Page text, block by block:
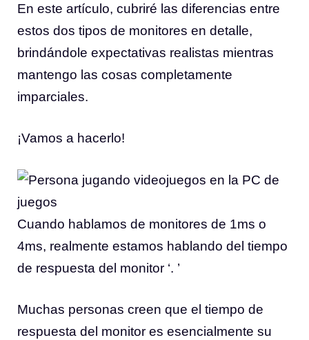
En este artículo, cubriré las diferencias entre
estos dos tipos de monitores en detalle,
brindándole expectativas realistas mientras
mantengo las cosas completamente
imparciales.
¡Vamos a hacerlo!
Cuando hablamos de monitores de 1ms o
4ms, realmente estamos hablando del tiempo
de respuesta del monitor ‘. ’
Muchas personas creen que el tiempo de
respuesta del monitor es esencialmente su